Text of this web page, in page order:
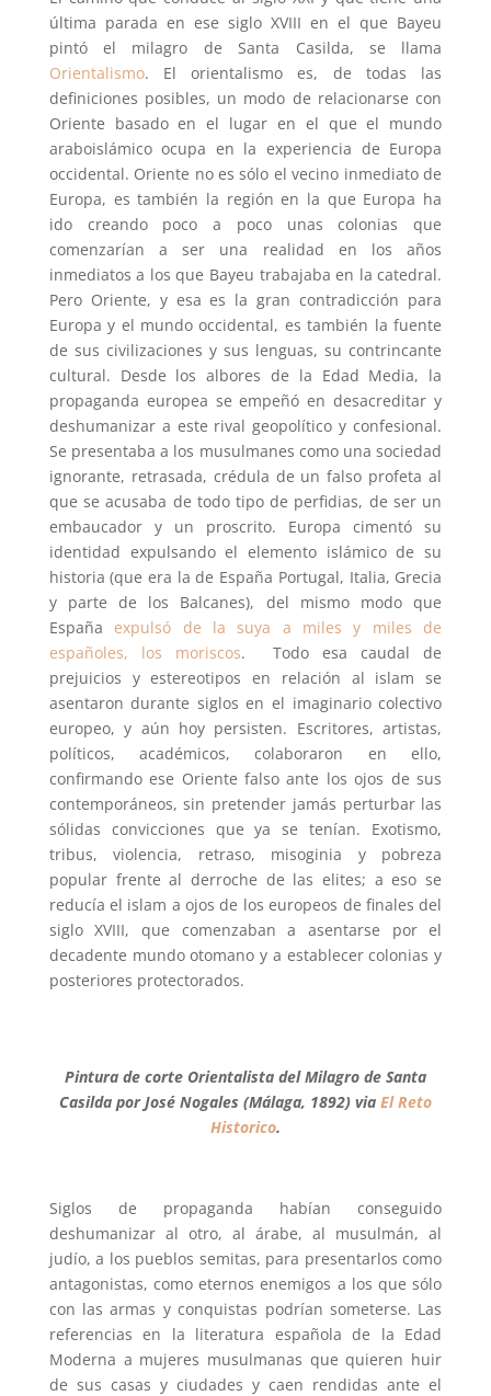
última parada en ese siglo XVIII en el que Bayeu
pintó el milagro de Santa Casilda, se llama
Orientalismo. El orientalismo es, de todas las
definiciones posibles, un modo de relacionarse con
Oriente basado en el lugar en el que el mundo
araboislámico ocupa en la experiencia de Europa
occidental. Oriente no es sólo el vecino inmediato de
Europa, es también la región en la que Europa ha
ido creando poco a poco unas colonias que
comenzarían a ser una realidad en los años
inmediatos a los que Bayeu trabajaba en la catedral.
Pero Oriente, y esa es la gran contradicción para
Europa y el mundo occidental, es también la fuente
de sus civilizaciones y sus lenguas, su contrincante
cultural. Desde los albores de la Edad Media, la
propaganda europea se empeñó en desacreditar y
deshumanizar a este rival geopolítico y confesional.
Se presentaba a los musulmanes como una sociedad
ignorante, retrasada, crédula de un falso profeta al
que se acusaba de todo tipo de perfidias, de ser un
embaucador y un proscrito. Europa cimentó su
identidad expulsando el elemento islámico de su
historia (que era la de España Portugal, Italia, Grecia
y parte de los Balcanes), del mismo modo que
España expulsó de la suya a miles y miles de
españoles, los moriscos. Todo esa caudal de
prejuicios y estereotipos en relación al islam se
asentaron durante siglos en el imaginario colectivo
europeo, y aún hoy persisten. Escritores, artistas,
políticos, académicos, colaboraron en ello,
confirmando ese Oriente falso ante los ojos de sus
contemporáneos, sin pretender jamás perturbar las
sólidas convicciones que ya se tenían. Exotismo,
tribus, violencia, retraso, misoginia y pobreza
popular frente al derroche de las elites; a eso se
reducía el islam a ojos de los europeos de finales del
siglo XVIII, que comenzaban a asentarse por el
decadente mundo otomano y a establecer colonias y
posteriores protectorados.
Pintura de corte Orientalista del Milagro de Santa
Casilda por José Nogales (Málaga, 1892) via El Reto
Historico.
Siglos de propaganda habían conseguido
deshumanizar al otro, al árabe, al musulmán, al
judío, a los pueblos semitas, para presentarlos como
antagonistas, como eternos enemigos a los que sólo
con las armas y conquistas podrían someterse. Las
referencias en la literatura española de la Edad
Moderna a mujeres musulmanas que quieren huir
de sus casas y ciudades y caen rendidas ante el